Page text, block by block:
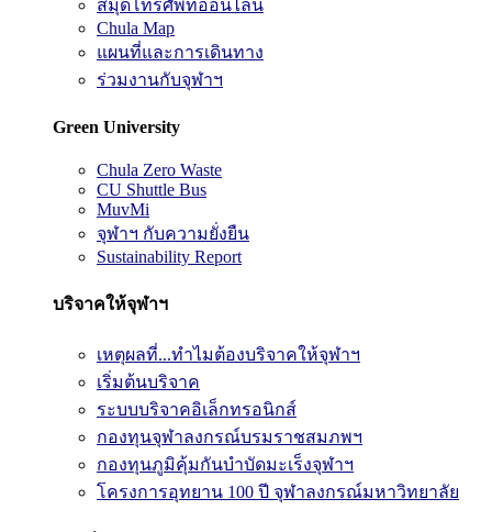
สมุดโทรศัพท์ออนไลน์
Chula Map
แผนที่และการเดินทาง
ร่วมงานกับจุฬาฯ
Green University
Chula Zero Waste
CU Shuttle Bus
MuvMi
จุฬาฯ กับความยั่งยืน
Sustainability Report
บริจาคให้จุฬาฯ
เหตุผลที่...ทำไมต้องบริจาคให้จุฬาฯ
เริ่มต้นบริจาค
ระบบบริจาคอิเล็กทรอนิกส์
กองทุนจุฬาลงกรณ์บรมราชสมภพฯ
กองทุนภูมิคุ้มกันบำบัดมะเร็งจุฬาฯ
โครงการอุทยาน 100 ปี จุฬาลงกรณ์มหาวิทยาลัย